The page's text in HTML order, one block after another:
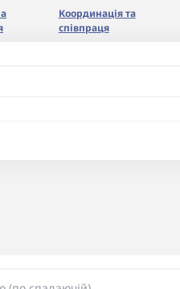
Координація та
співпраця